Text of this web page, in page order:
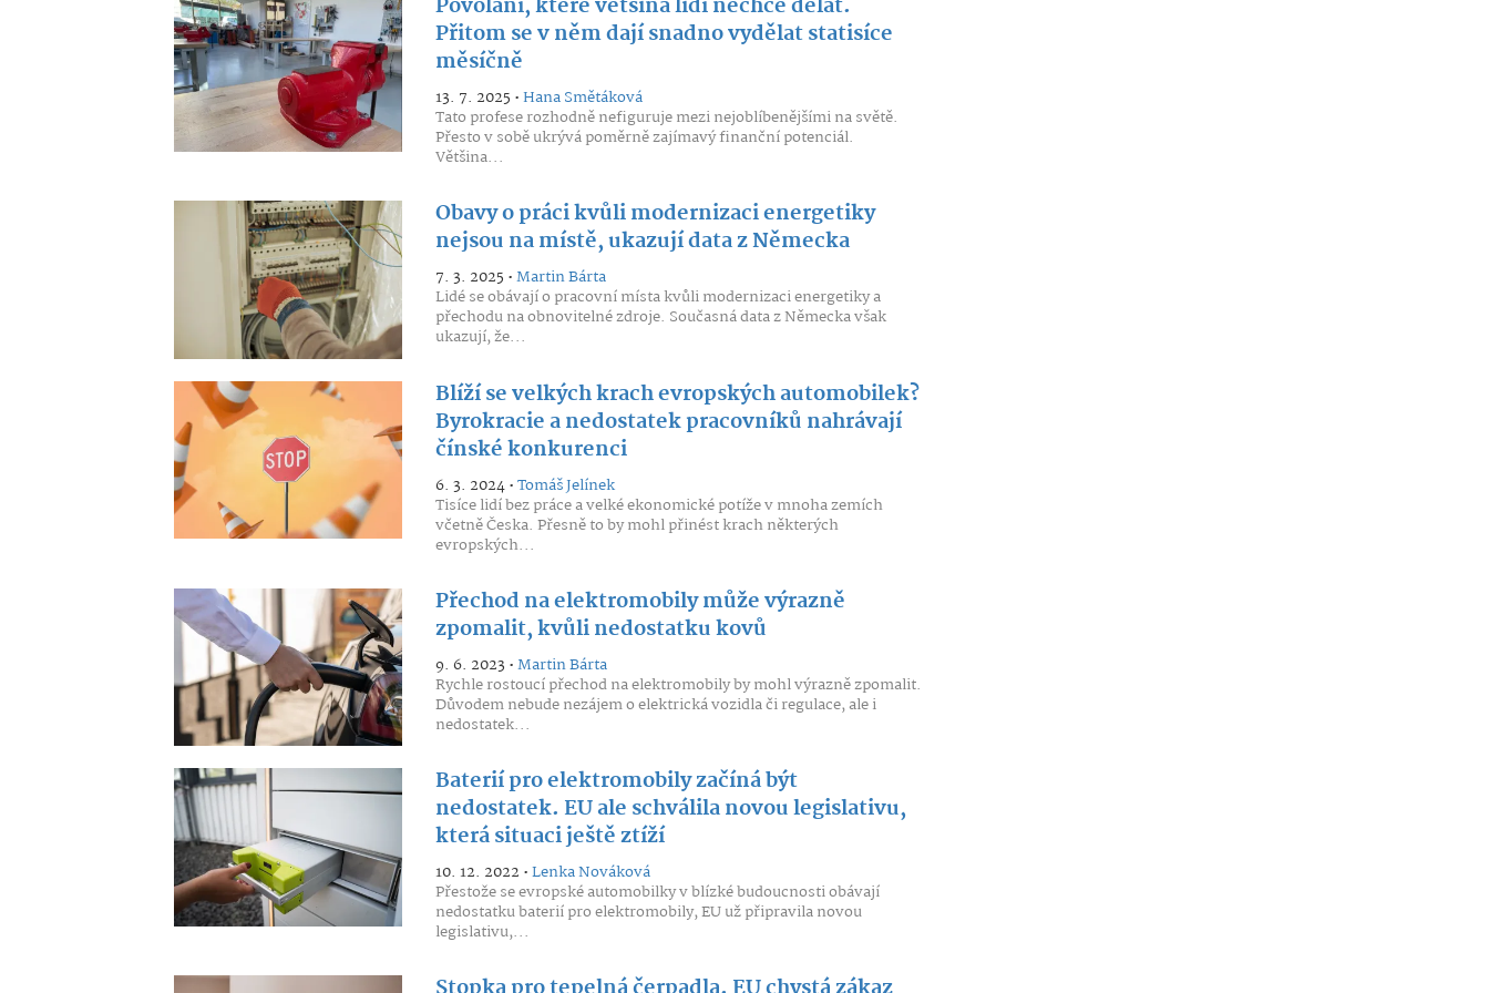
Přitom se v něm dají snadno vydělat statisíce
měsíčně
13. 7. 2025 •Hana Smětáková
Tato profese rozhodně nefiguruje mezi nejoblíbenějšími na světě.
Přesto v sobě ukrývá poměrně zajímavý finanční potenciál.
Většina...
Obavy o práci kvůli modernizaci energetiky
nejsou na místě, ukazují data z Německa
7. 3. 2025 •Martin Bárta
Lidé se obávají o pracovní místa kvůli modernizaci energetiky a
přechodu na obnovitelné zdroje. Současná data z Německa však
ukazují, že...
Blíží se velkých krach evropských automobilek?
Byrokracie a nedostatek pracovníků nahrávají
čínské konkurenci
6. 3. 2024 •Tomáš Jelínek
Tisíce lidí bez práce a velké ekonomické potíže v mnoha zemích
včetně Česka. Přesně to by mohl přinést krach některých
evropských...
Přechod na elektromobily může výrazně
zpomalit, kvůli nedostatku kovů
9. 6. 2023 •Martin Bárta
Rychle rostoucí přechod na elektromobily by mohl výrazně zpomalit.
Důvodem nebude nezájem o elektrická vozidla či regulace, ale i
nedostatek...
Baterií pro elektromobily začíná být
nedostatek. EU ale schválila novou legislativu,
která situaci ještě ztíží
10. 12. 2022 •Lenka Nováková
Přestože se evropské automobilky v blízké budoucnosti obávají
nedostatku baterií pro elektromobily, EU už připravila novou
legislativu,...